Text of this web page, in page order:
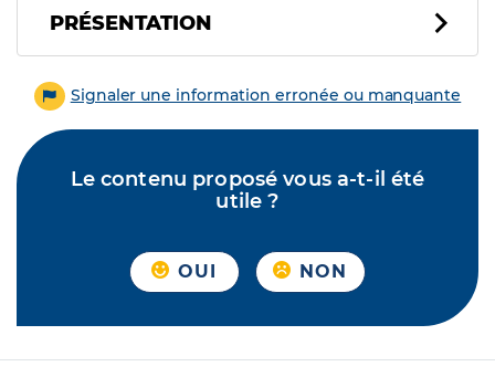
PRÉSENTATION
Signaler une information erronée ou manquante
Le contenu proposé vous a-t-il été
utile ?
OUI NON